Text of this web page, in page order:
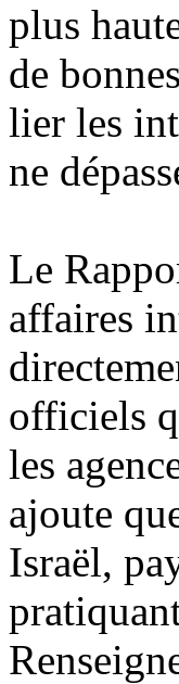
plus
de
lier les
ne
Le
affaires
officiels
les
ajoute
Israël,